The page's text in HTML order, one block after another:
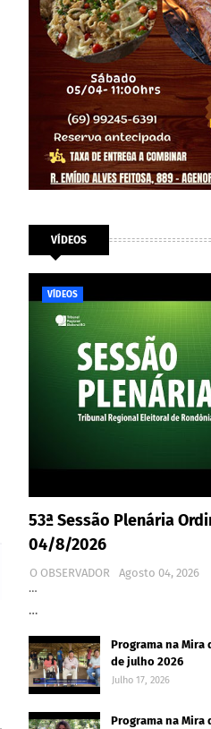
VÍDEOS
VÍDEOS
53ª Sessão Plenária
04/8/2026
O OBSERVADOR
Agosto 04, 2026
…
…
Programa na Mira
de julho 2026
Julho 17, 2026
Programa na Mira